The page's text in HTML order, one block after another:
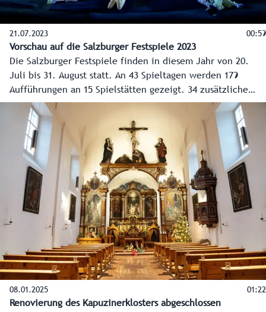
21.07.2023 00:59
Vorschau auf die Salzburger Festspiele 2023
Die Salzburger Festspiele finden in diesem Jahr von 20.
Juli bis 31. August statt. An 43 Spieltagen werden 179
Aufführungen an 15 Spielstätten gezeigt. 34 zusätzliche
Vorstellungen gibt es im Rahmen des Jugendprogramms
„jung & jede*r“. Ein kurzes Info-Video für den Überblick.
08.01.2025 01:22
Renovierung des Kapuzinerklosters abgeschlossen